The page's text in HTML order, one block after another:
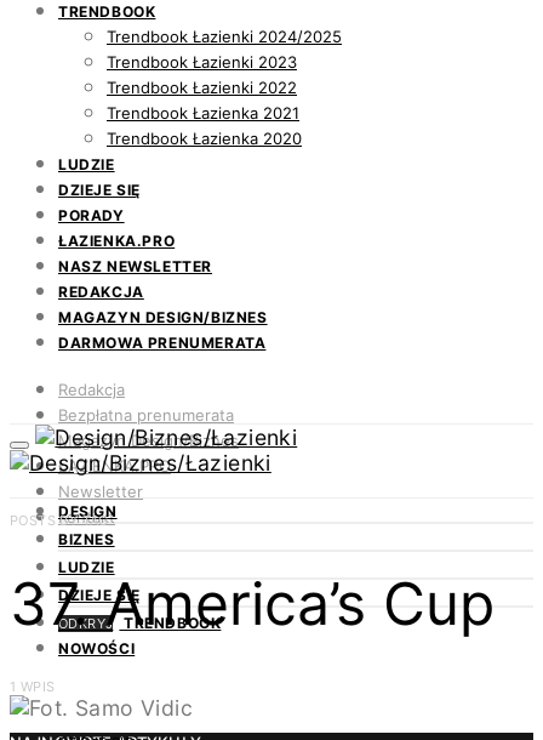
TRENDBOOK
Trendbook Łazienki 2024/2025
Trendbook Łazienki 2023
Trendbook Łazienki 2022
Trendbook Łazienka 2021
Trendbook Łazienka 2020
LUDZIE
DZIEJE SIĘ
PORADY
ŁAZIENKA.PRO
NASZ NEWSLETTER
REDAKCJA
MAGAZYN DESIGN/BIZNES
DARMOWA PRENUMERATA
Redakcja
Bezpłatna prenumerata
Magazyn Design/Biznes
ŁAZIENKA.PRO
Newsletter
Kontakt
DESIGN
BIZNES
LUDZIE
DZIEJE SIĘ
ODKRYJ
TRENDBOOK
NOWOŚCI
POSTS BY TAG
37. America’s Cup
1 WPIS